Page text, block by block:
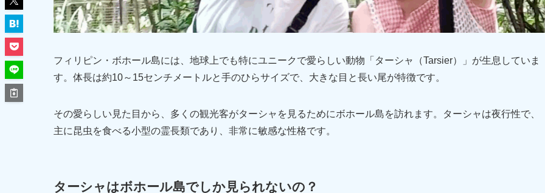
フィリピン・ボホール島には、地球上でも特にユニークで愛らしい動物「ターシャ（Tarsier）」が生息していま
す。体長は約10～15センチメートルと手のひらサイズで、大きな目と長い尾が特徴です。
その愛らしい見た目から、多くの観光客がターシャを見るためにボホール島を訪れます。ターシャは夜行性で、
主に昆虫を食べる小型の霊長類であり、非常に敏感な性格です。
ターシャはボホール島でしか見られないの？